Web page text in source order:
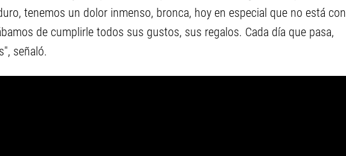
tenemos un dolor inmenso, bronca, hoy en especial que no está con
de cumplirle todos sus gustos, sus regalos. Cada día que pasa,
señaló.